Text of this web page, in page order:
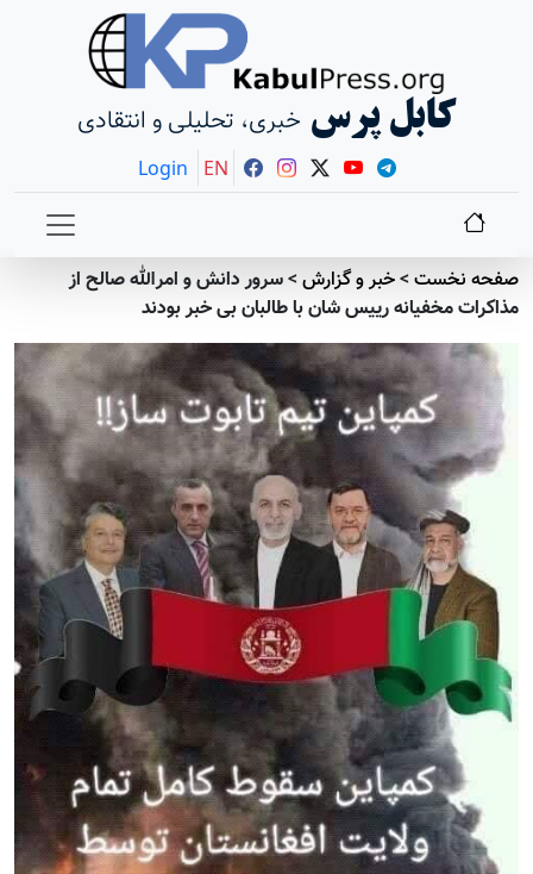
کابل پرس خبری، تحلیلی و انتقادی
Login EN
صفحه نخست>خبر و گزارش>سرور دانش و امرالله صالح از
مذاکرات مخفیانه رییس شان با طالبان بی خبر بودند